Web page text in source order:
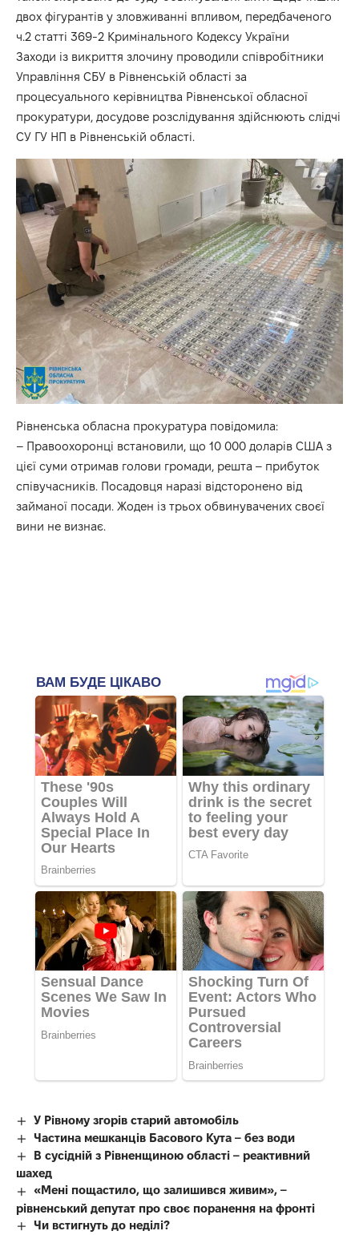
двох фігурантів у зловживанні впливом, передбаченого
ч.2 статті 369-2 Кримінального Кодексу України
Заходи із викриття злочину проводили співробітники
Управління СБУ в Рівненській області за
процесуального керівництва Рівненської обласної
прокуратури, досудове розслідування здійснюють слідчі
СУ ГУ НП в Рівненській області.
Рівненська обласна прокуратура повідомила:
– Правоохоронці встановили, що 10 000 доларів США з
цієї суми отримав голови громади, решта – прибуток
співучасників. Посадовця наразі відсторонено від
займаної посади. Жоден із трьох обвинувачених своєї
вини не визнає.
У Рівному згорів старий автомобіль
Частина мешканців Басового Кута – без води
В сусідній з Рівненщиною області – реактивний
шахед
«Мені пощастило, що залишився живим», –
рівненський депутат про своє поранення на фронті
Чи встигнуть до неділі?